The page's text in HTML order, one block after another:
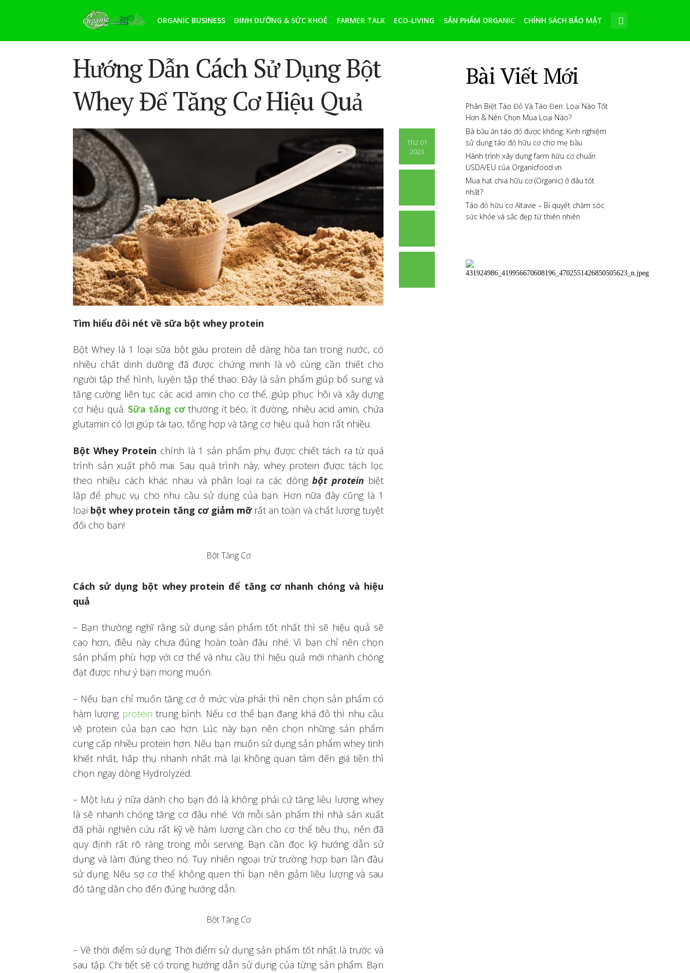
ORGANIC BUSINESS DINH DƯỠNG & SỨC KHOẺ FARMER TALK ECO-LIVING SẢN PHẨM ORGANIC CHÍNH SÁCH BẢO MẬT
Hướng Dẫn Cách Sử Dụng Bột
Whey Để Tăng Cơ Hiệu Quả
Th2 01
2023
Tìm hiểu đôi nét về sữa bột whey protein
Bột Whey là 1 loại sữa bột giàu protein dễ dàng hòa tan trong nước, có
nhiều chất dinh dưỡng đã được chứng minh là vô cùng cần thiết cho
người tập thể hình, luyện tập thể thao. Đây là sản phẩm giúp bổ sung và
tăng cường liên tục các acid amin cho cơ thể, giúp phục hồi và xây dựng
cơ hiệu quả. Sữa tăng cơthường ít béo, ít đường, nhiều acid amin, chứa
glutamin có lợi giúp tái tạo, tổng hợp và tăng cơ hiệu quả hơn rất nhiều.
Bột Whey Protein chính là 1 sản phẩm phụ được chiết tách ra từ quá
trình sản xuất phô mai. Sau quá trình này, whey protein được tách lọc
theo nhiều cách khác nhau và phân loại ra các dòngbột protein biệt
lập để phục vụ cho nhu cầu sử dụng của bạn. Hơn nữa đây cũng là 1
loại bột whey protein tăng cơ giảm mỡ rất an toàn và chất lượng tuyệt
đối cho bạn!
Bột Tăng Cơ
Cách sử dụng bột whey protein để tăng cơ nhanh chóng và hiệu
quả
– Bạn thường nghĩ rằng sử dụng sản phẩm tốt nhất thì sẽ hiệu quả sẽ
cao hơn, điều này chưa đúng hoàn toàn đâu nhé. Vì bạn chỉ nên chọn
sản phẩm phù hợp với cơ thể và nhu cầu thì hiệu quả mới nhanh chóng
đạt được như ý bạn mong muốn.
– Nếu bạn chỉ muốn tăng cơ ở mức vừa phải thì nên chọn sản phẩm có
hàm lượng protein trung bình. Nếu cơ thể bạn đang khá đô thì nhu cầu
về protein của bạn cao hơn. Lúc này bạn nên chọn những sản phẩm
cung cấp nhiều protein hơn. Nếu bạn muốn sử dụng sản phẩm whey tinh
khiết nhất, hấp thụ nhanh nhất mà lại không quan tâm đến giá tiền thì
chọn ngay dòng Hydrolyzed.
– Một lưu ý nữa dành cho bạn đó là không phải cứ tăng liều lượng whey
là sẽ nhanh chóng tăng cơ đâu nhé. Với mỗi sản phẩm thì nhà sản xuất
đã phải nghiên cứu rất kỹ về hàm lượng cần cho cơ thể tiêu thụ, nên đã
quy định rất rõ ràng trong mỗi serving. Bạn cần đọc kỹ hướng dẫn sử
dụng và làm đúng theo nó. Tuy nhiên ngoại trừ trường hợp bạn lần đầu
sử dụng. Nếu sợ cơ thể không quen thì bạn nên giảm liều lượng và sau
đó tăng dần cho đến đúng hướng dẫn.
Bột Tăng Cơ
– Về thời điểm sử dụng: Thời điểm sử dụng sản phẩm tốt nhất là trước và
sau tập. Chi tiết sẽ có trong hướng dẫn sử dụng của từng sản phẩm. Bạn
Bài Viết Mới
Phân Biệt Táo Đỏ Và Táo Đen: Loại Nào Tốt
Hơn & Nên Chọn Mua Loại Nào?
Bà bầu ăn táo đỏ được không: Kinh nghiệm
sử dụng táo đỏ hữu cơ cho mẹ bầu
Hành trình xây dựng farm hữu cơ chuẩn
USDA/EU của Organicfood.vn
Mua hạt chia hữu cơ (Organic) ở đâu tốt
nhất?
Táo đỏ hữu cơ Altavie – Bí quyết chăm sóc
sức khỏe và sắc đẹp từ thiên nhiên